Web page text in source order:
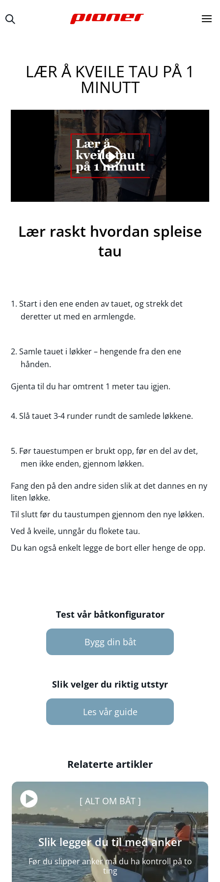
LÆR Å KVEILE TAU PÅ 1
MINUTT
You are currently viewing a placeholder content from
. To access the actual content, click the button
below. Please note that doing so will share data with
third-party providers.
Unblock content
More Information
Lær raskt hvordan spleise
tau
Start i den ene enden av tauet, og strekk det
deretter ut med en armlengde.
Samle tauet i løkker – hengende fra den ene
hånden.
Gjenta til du har omtrent 1 meter tau igjen.
Slå tauet 3-4 runder rundt de samlede løkkene.
Før tauestumpen er brukt opp, før en del av det,
men ikke enden, gjennom løkken.
Fang den på den andre siden slik at det dannes en ny
liten løkke.
Til slutt før du taustumpen gjennom den nye løkken.
Ved å kveile, unngår du flokete tau.
Du kan også enkelt legge de bort eller henge de opp.
Test vår båtkonfigurator
Bygg din båt
Slik velger du riktig utstyr
Les vår guide
Relaterte artikler
ALT OM BÅT
Slik legger du til med anker
Før du slipper anker må du ha kontroll på to
ting